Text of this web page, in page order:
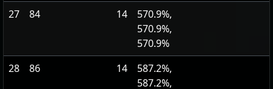
27
84 14
570.9%,
570.9%,
570.9%
28
86 14
587.2%,
587.2%,